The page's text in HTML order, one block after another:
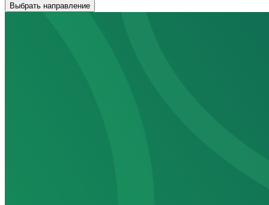
Выбрать направление